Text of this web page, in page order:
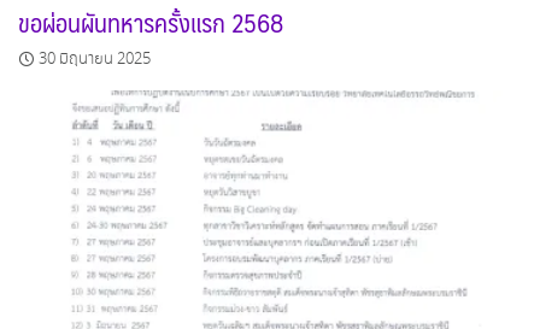
ขอผ่อนผันทหารครั้งแรก 2568
30 มิถุนายน 2025